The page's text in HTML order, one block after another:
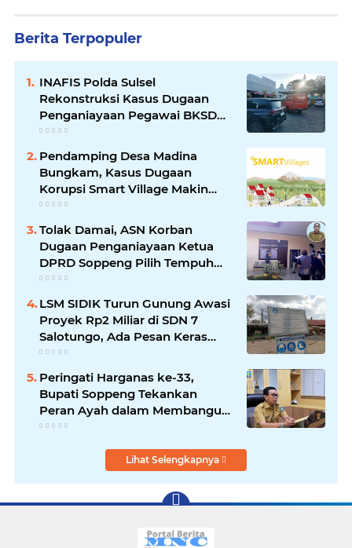
Berita Terpopuler
INAFIS Polda Sulsel
Rekonstruksi Kasus Dugaan
Penganiayaan Pegawai BKSDM
Soppeng
Pendamping Desa Madina
Bungkam, Kasus Dugaan
Korupsi Smart Village Makin
Jadi Sorotan
Tolak Damai, ASN Korban
Dugaan Penganiayaan Ketua
DPRD Soppeng Pilih Tempuh
Jalur Hukum
LSM SIDIK Turun Gunung Awasi
Proyek Rp2 Miliar di SDN 7
Salotungo, Ada Pesan Keras
untuk Pelaksana
Peringati Harganas ke-33,
Bupati Soppeng Tekankan
Peran Ayah dalam Membangun
Generasi Unggul
Lihat Selengkapnya